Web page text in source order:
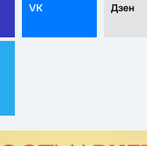
VK Дзен